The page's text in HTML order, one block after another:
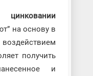
цинковании
на основу в
получить
и